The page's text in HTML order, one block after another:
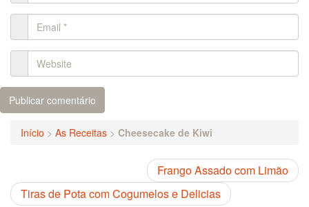
Início > As Receitas > Cheesecake de Kiwi
Frango Assado com Limão
Tiras de Pota com Cogumelos e Delicias